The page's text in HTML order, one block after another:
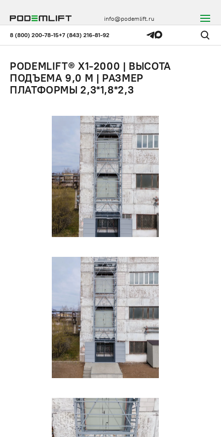
8 (800) 200-78-15+7 (843) 216-81-92
info@podemlift.ru
PODEMLIFT® X1-2000 | ВЫСОТА
ПОДЪЕМА 9,0 М | РАЗМЕР
ПЛАТФОРМЫ 2,3*1,8*2,3